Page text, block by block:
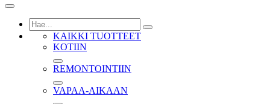
KAIKKI TUOTTEET
KOTIIN
REMONTOINTIIN
VAPAA-AIKAAN